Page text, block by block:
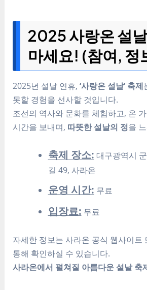
2025 사랑온 설
마세요! (참여, 정
2025년 설날 연휴,‘사랑온 설날’ 축제
못할 경험을 선사할 것입니다.
조선의 역사와 문화를 체험하고, 온
시간을 보내며, 따뜻한 설날의 정을
축제 장소: 대구광역시
길 49, 사라온
운영 시간: 무료
입장료: 무료
자세한 정보는 사라온 공식 웹사이트
통해 확인하실 수 있습니다.
사라온에서 펼쳐질 아름다운 설날 축